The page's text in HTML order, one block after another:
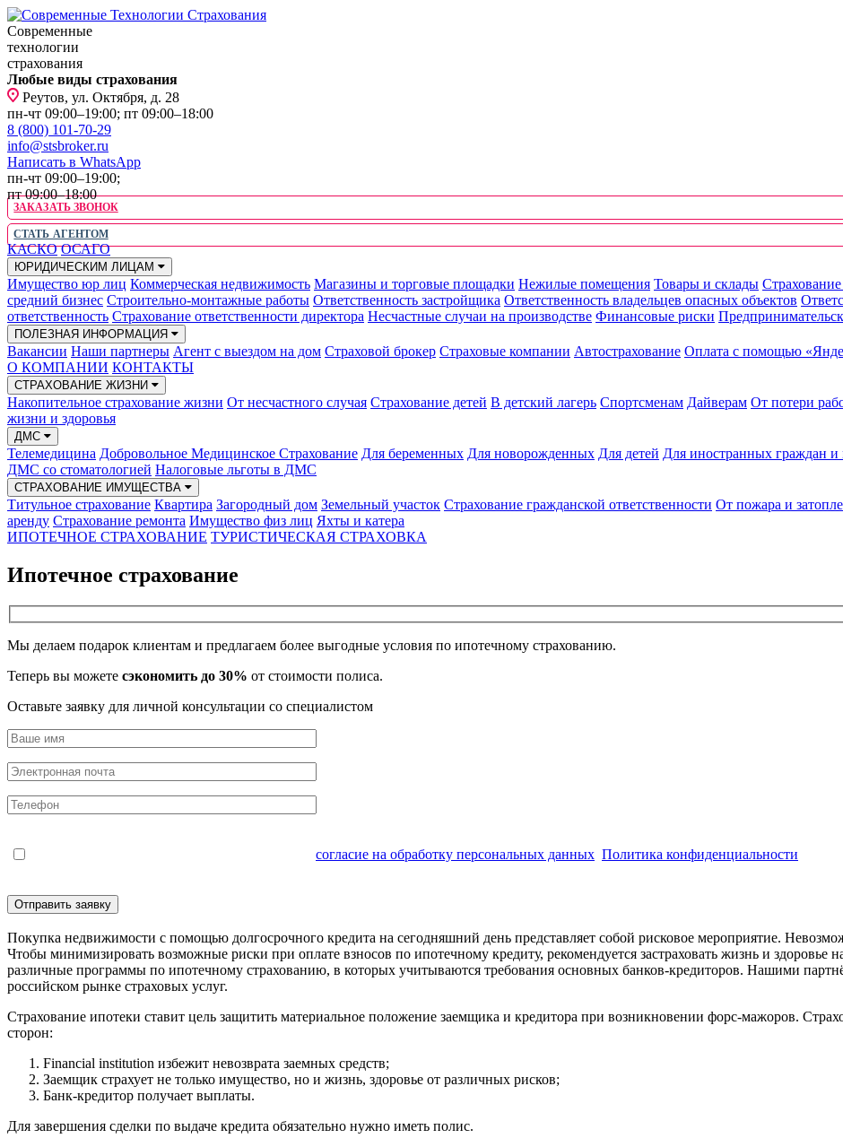
Современные
технологии
страхования
Любые виды страхования
Реутов, ул. Октября, д. 28
пн-чт 09:00–19:00; пт 09:00–18:00
8 (800) 101-70-29
info@stsbroker.ru
Написать в WhatsApp
пн-чт 09:00–19:00;
пт 09:00–18:00
ЗАКАЗАТЬ ЗВОНОК
СТАТЬ АГЕНТОМ
КАСКО ОСАГО
ЮРИДИЧЕСКИМ ЛИЦАМ
Имущество юр лиц Коммерческая недвижимость Магазины и торговые площадки Нежилые помещения Товары и склады Страхование
средний бизнес Строительно-монтажные работы Ответственность застройщика Ответственность владельцев опасных объектов
ответственность Страхование ответственности директора Несчастные случаи на производстве Финансовые риски
ПОЛЕЗНАЯ ИНФОРМАЦИЯ
Вакансии Наши партнеры Агент с выездом на дом Страховой брокер Страховые компании Автострахование Оплата с помощью
О КОМПАНИИ КОНТАКТЫ
СТРАХОВАНИЕ ЖИЗНИ
Накопительное страхование жизни От несчастного случая Страхование детей В детский лагерь Спортсменам Дайверам От потери
жизни и здоровья
ДМС
Телемедицина Добровольное Медицинское Страхование Для беременных Для новорожденных Для детей Для иностранных граждан и
ДМС со стоматологией Налоговые льготы в ДМС
СТРАХОВАНИЕ ИМУЩЕСТВА
Титульное страхование Квартира Загородный дом Земельный участок Страхование гражданской ответственности От пожара и
аренду Страхование ремонта Имущество физ лиц Яхты и катера
ИПОТЕЧНОЕ СТРАХОВАНИЕ ТУРИСТИЧЕСКАЯ СТРАХОВКА
Ипотечное страхование
Мы делаем подарок клиентам и предлагаем более выгодные условия по ипотечному страхованию.
Теперь вы можете сэкономить до 30% от стоимости полиса.
Оставьте заявку для личной консультации со специалистом
согласие на обработку персональных данных Политика конфиденциальности
Покупка недвижимости с помощью долгосрочного кредита на сегодняшний день представляет собой рисковое мероприятие.
Чтобы минимизировать возможные риски при оплате взносов по ипотечному кредиту, рекомендуется застраховать жизнь и здоровье
различные программы по ипотечному страхованию, в которых учитываются требования основных банков-кредиторов. Нашими
российском рынке страховых услуг.
Страхование ипотеки ставит цель защитить материальное положение заемщика и кредитора при возникновении форс-мажоров.
сторон:
Financial institution избежит невозврата заемных средств;
Заемщик страхует не только имущество, но и жизнь, здоровье от различных рисков;
Банк-кредитор получает выплаты.
Для завершения сделки по выдаче кредита обязательно нужно иметь полис.